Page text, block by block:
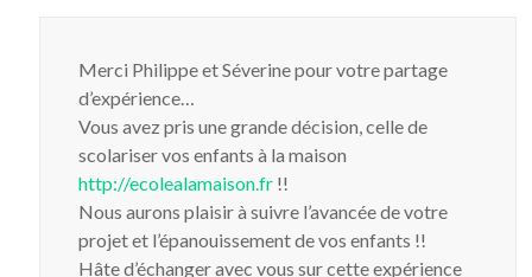
Merci Philippe et Séverine pour votre partage
d’expérience…
Vous avez pris une grande décision, celle de
scolariser vos enfants à la maison
http://ecolealamaison.fr !!
Nous aurons plaisir à suivre l’avancée de votre
projet et l’épanouissement de vos enfants !!
Hâte d’échanger avec vous sur cette expérience